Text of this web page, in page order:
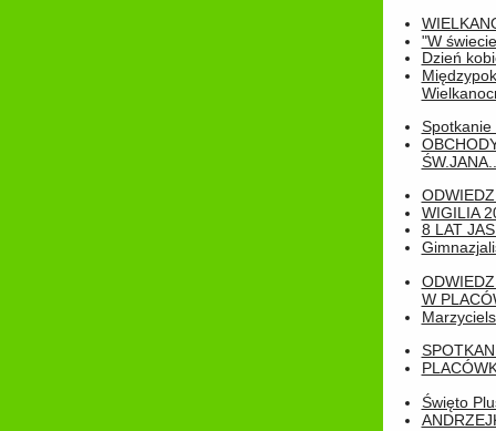
"W
Dzień
Spotkanie
WIGILIA
8 LAT
W
Święto